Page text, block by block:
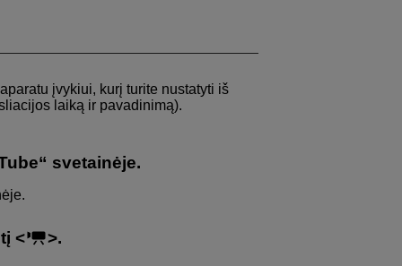
įvykiui, kurį turite nustatyti iš
laiką ir pavadinimą).
svetainėje.
.